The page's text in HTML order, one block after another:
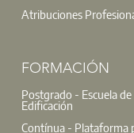
Atribuciones
FORMACIÓN
Postgrado - Escuela de
Edificación
Contínua - Plataforma